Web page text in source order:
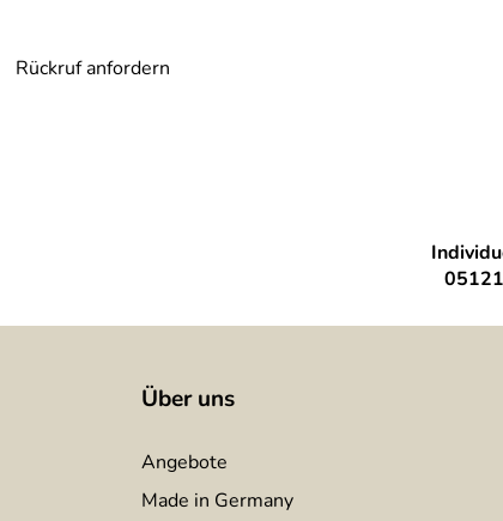
380 mm
Rückruf anfordern
Über uns
Angebote
Made in Germany